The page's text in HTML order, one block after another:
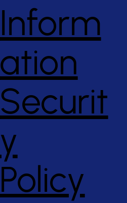
Inform
ation
Securit
y
Policy